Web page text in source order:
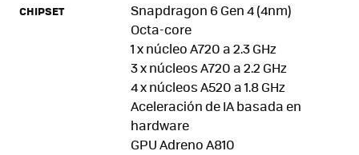
CHIPSET
Snapdragon 6 Gen 4 (4nm)
Octa-core
1 x núcleo A720 a 2.3 GHz
3 x núcleos A720 a 2.2 GHz
4 x núcleos A520 a 1.8 GHz
Aceleración de IA basada en
hardware
GPU Adreno A810